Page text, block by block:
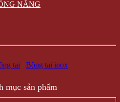
NẮNG
tai / Bông tai inox
mục sản phẩm